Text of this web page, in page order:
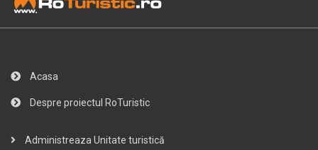
Acasa
Despre proiectul RoTuristic
Administreaza Unitate turistică